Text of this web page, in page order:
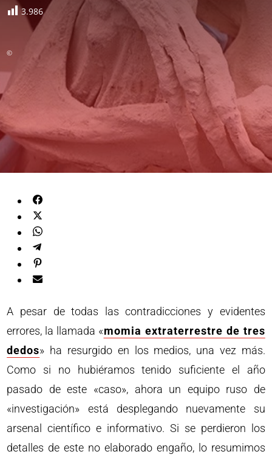
3.986
©
A pesar de todas las contradicciones y evidentes
errores, la llamada «momia extraterrestre de tres
dedos» ha resurgido en los medios, una vez más.
Como si no hubiéramos tenido suficiente el año
pasado de este «caso», ahora un equipo ruso de
«investigación» está desplegando nuevamente su
arsenal científico e informativo. Si se perdieron los
detalles de este no elaborado engaño, lo resumimos